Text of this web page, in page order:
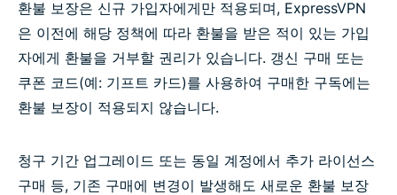
환불 보장은 신규 가입자에게만 적용되며, ExpressVPN
은 이전에 해당 정책에 따라 환불을 받은 적이 있는 가입
자에게 환불을 거부할 권리가 있습니다. 갱신 구매 또는
쿠폰 코드(예: 기프트 카드)를 사용하여 구매한 구독에는
환불 보장이 적용되지 않습니다.
청구 기간 업그레이드 또는 동일 계정에서 추가 라이선스
구매 등, 기존 구매에 변경이 발생해도 새로운 환불 보장